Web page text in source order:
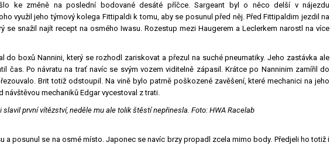
ke změně na poslední bodované desáté příčce. Sargeant byl o něco delší v nájezdu
využil jeho týmový kolega Fittipaldi k tomu, aby se posunul před něj. Před Fittipaldim jezdil na
se snažil najít recept na osmého Iwasu. Rozestup mezi Haugerem a Leclerkem narostl na více
do boxů Nannini, který se rozhodl zariskovat a přezul na suché pneumatiky. Jeho zastávka ale
čas. Po návratu na trať navíc se svým vozem viditelně zápasil. Krátce po Nanninim zamířil do
Brit totiž odstoupil. Na vině bylo patrně poškozené zavěšení, které mechanici na jeho
návštěvou mechaniků Edgar vycestoval z trati.
první vítězství, neděle mu ale tolik štěstí nepřinesla. Foto: HWA Racelab
a posunul se na osmé místo. Japonec se navíc brzy propadl zcela mimo body. Předjeli ho totiž i